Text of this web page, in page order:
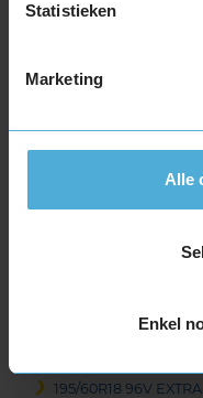
Statistieken
Marketing
Alle
Enkel
235/50R17 100V
235/60R17 106V
235/65R17 108V
245/40R17 95V
245/45R17 99V
245/55R17 106V
18-inch banden
195/60R18 96V